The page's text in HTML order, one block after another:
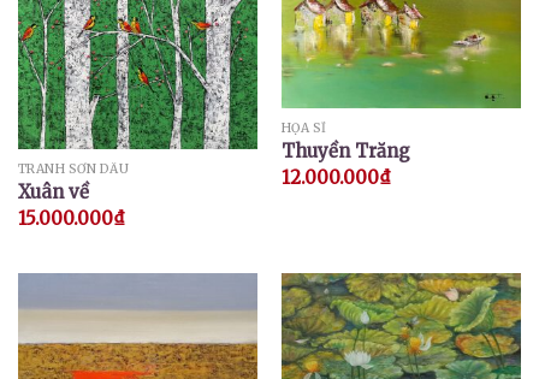
TRANH SƠN DẦU
Xuân về
15.000.000₫
HỌA SĨ
Thuyền Trăng
12.000.000₫